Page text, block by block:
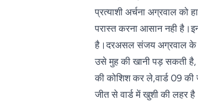
प्रत्याशी अर्चना अग्रवाल
परास्त करना आसान नही
है।दरअसल संजय अग्रवाल के
उसे मुह की खानी पड़ सकती है,
की कोशिश कर ले,वार्ड 09 की
जीत से वार्ड में खुशी की लहर